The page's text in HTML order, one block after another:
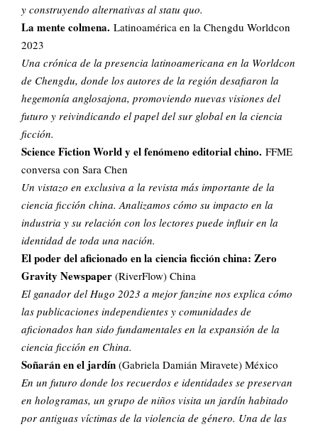
y construyendo alternativas al statu quo.
La mente colmena. Latinoamérica en la Chengdu Worldcon
2023
Una crónica de la presencia latinoamericana en la Worldcon
de Chengdu, donde los autores de la región desafiaron la
hegemonía anglosajona, promoviendo nuevas visiones del
futuro y reivindicando el papel del sur global en la ciencia
ficción.
Science Fiction World y el fenómeno editorial chino. FFME
conversa con Sara Chen
Un vistazo en exclusiva a la revista más importante de la
ciencia ficción china. Analizamos cómo su impacto en la
industria y su relación con los lectores puede influir en la
identidad de toda una nación.
El poder del aficionado en la ciencia ficción china: Zero
Gravity Newspaper (RiverFlow) China
El ganador del Hugo 2023 a mejor fanzine nos explica cómo
las publicaciones independientes y comunidades de
aficionados han sido fundamentales en la expansión de la
ciencia ficción en China.
Soñarán en el jardín (Gabriela Damián Miravete) México
En un futuro donde los recuerdos e identidades se preservan
en hologramas, un grupo de niños visita un jardín habitado
por antiguas víctimas de la violencia de género. Una de las